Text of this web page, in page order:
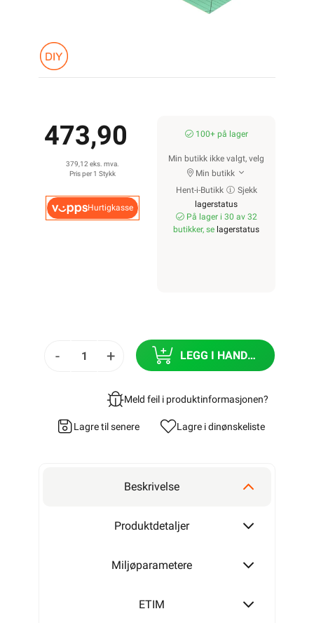
473,90
379,12 eks. mva.
Pris per 1 Stykk
Hurtigkasse
100+ på lager
Min butikk ikke valgt, velg
Min butikk
Hent-i-Butikk
Sjekk
lagerstatus
På lager i 30 av 32
butikker, se lagerstatus
- + LEGG I HANDLEKURV
Meld feil i produktinformasjonen?
Lagre til senere Lagre i dinønskeliste
Beskrivelse
Produktdetaljer
Miljøparametere
ETIM